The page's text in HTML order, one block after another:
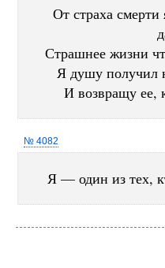
От страха
Страшнее жизни
Я душу получил
И возвращу ее,
№ 4082
Я — один из тех,